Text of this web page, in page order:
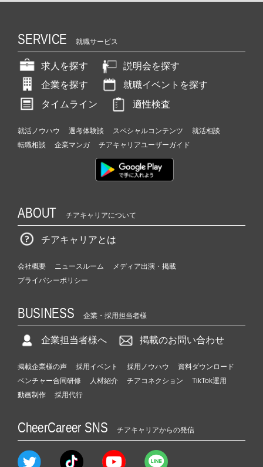
SERVICE 就職サービス
求人を探す
説明会を探す
企業を探す
就職イベントを探す
タイムライン
適性検査
就活ノウハウ 選考体験談 スペシャルコンテンツ
就活相談
転職相談
企業マンガ チアキャリアユーザーガイド
ABOUT チアキャリアについて
チアキャリアとは
会社概要 ニュースルーム
メディア出演・掲載
プライバシーポリシー
BUSINESS 企業・採用担当者様
企業担当者様へ 掲載のお問い合わせ
掲載企業様の声 採用イベント 採用ノウハウ
資料ダウンロード
ベンチャー合同研修
人材紹介 チアコネクション
TikTok運用
動画制作
採用代行
CheerCareer SNS チアキャリアからの発信